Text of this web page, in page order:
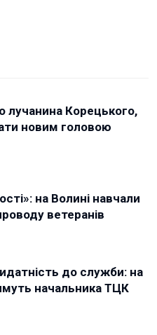
лучанина Корецького,
новим головою
на Волині навчали
ветеранів
до служби: на
начальника ТЦК